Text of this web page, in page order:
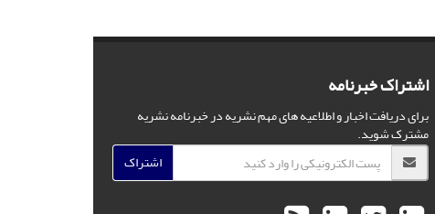
اشتراک خبرنامه
برای دریافت اخبار و اطلاعیه های مهم نشریه در خبرنامه نشریه
مشترک شوید.
اشتراک